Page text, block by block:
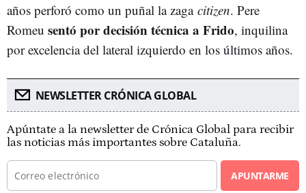
años perforó como un puñal la zaga citizen. Pere
Romeu sentó por decisión técnica a Frido, inquilina
por excelencia del lateral izquierdo en los últimos años.
NEWSLETTER CRÓNICA GLOBAL
Apúntate a la newsletter de Crónica Global para recibir
las noticias más importantes sobre Cataluña.
APUNTARME